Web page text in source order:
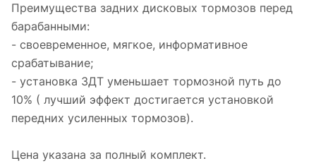
Преимущества задних дисковых тормозов перед
барабанными:
- своевременное, мягкое, информативное
срабатывание;
- установка ЗДТ уменьшает тормозной путь до
10% ( лучший эффект достигается установкой
передних усиленных тормозов).
Цена указана за полный комплект.